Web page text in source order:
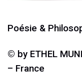
Poésie &
© by ETHEL
– France